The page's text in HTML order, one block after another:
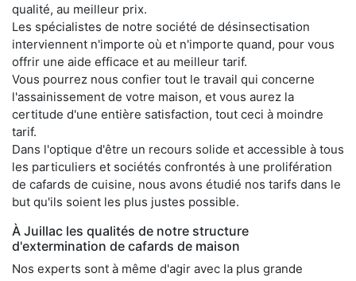
qualité, au meilleur prix.
Les spécialistes de notre société de désinsectisation
interviennent n'importe où et n'importe quand, pour vous
offrir une aide efficace et au meilleur tarif.
Vous pourrez nous confier tout le travail qui concerne
l'assainissement de votre maison, et vous aurez la
certitude d'une entière satisfaction, tout ceci à moindre
tarif.
Dans l'optique d'être un recours solide et accessible à tous
les particuliers et sociétés confrontés à une prolifération
de cafards de cuisine, nous avons étudié nos tarifs dans le
but qu'ils soient les plus justes possible.
À Juillac les qualités de notre structure
d'extermination de cafards de maison
Nos experts sont à même d'agir avec la plus grande